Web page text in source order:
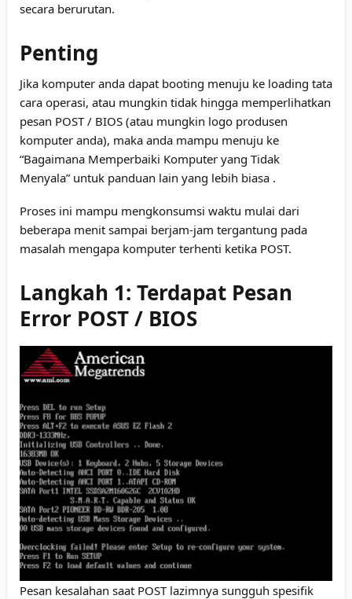
secara berurutan.
Penting
Jika komputer anda dapat booting menuju ke loading tata
cara operasi, atau mungkin tidak hingga memperlihatkan
pesan POST / BIOS (atau mungkin logo produsen
komputer anda), maka anda mampu menuju ke
“Bagaimana Memperbaiki Komputer yang Tidak
Menyala” untuk panduan lain yang lebih biasa .
Proses ini mampu mengkonsumsi waktu mulai dari
beberapa menit sampai berjam-jam tergantung pada
masalah mengapa komputer terhenti ketika POST.
Langkah 1: Terdapat Pesan
Error POST / BIOS
Pesan kesalahan saat POST lazimnya sungguh spesifik